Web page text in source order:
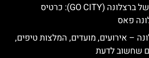
כרטיס ההנחות של ברצלונה (GO CITY): כרטיס
פאס
– אירועים, מועדים, המלצות טיפים,
שחשוב לדעת